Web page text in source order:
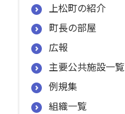
上松町の紹介
町長の部屋
広報
主要公共施設一覧
例規集
組織一覧